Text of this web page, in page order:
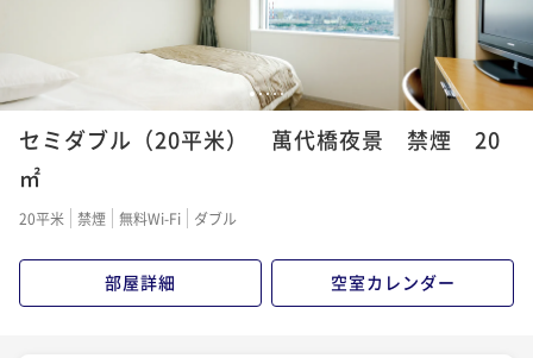
12345
セミダブル（20平米） 萬代橋夜景 禁煙 20
㎡
20平米 禁煙 無料Wi-Fi ダブル
部屋詳細 空室カレンダー